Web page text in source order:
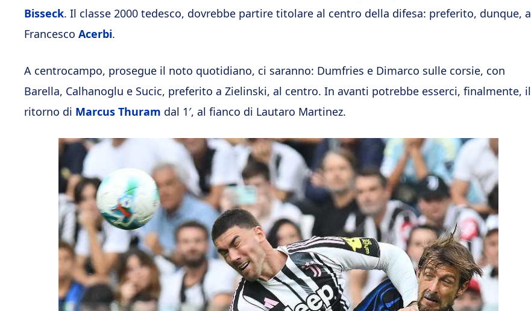
Bisseck. Il classe 2000 tedesco, dovrebbe partire titolare al centro della difesa: preferito, dunque, a
Francesco Acerbi.
A centrocampo, prosegue il noto quotidiano, ci saranno: Dumfries e Dimarco sulle corsie, con
Barella, Calhanoglu e Sucic, preferito a Zielinski, al centro. In avanti potrebbe esserci, finalmente, il
ritorno di Marcus Thuram dal 1′, al fianco di Lautaro Martinez.